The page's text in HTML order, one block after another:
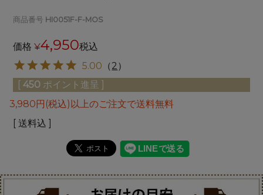
商品番号 HI0051F-F-MOS
価格 ¥4,950税込
5.00 （2）
[ 450 ポイント進呈 ]
3,980円(税込)以上のご注文で送料無料
送料込